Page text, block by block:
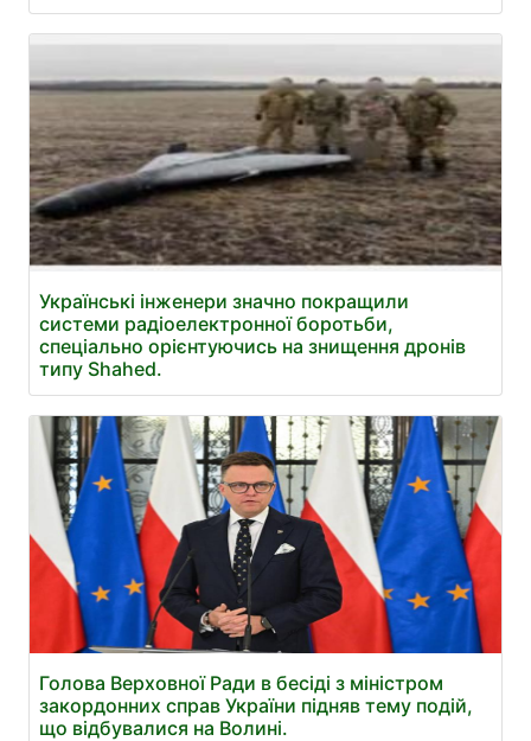
Українські інженери значно покращили
системи радіоелектронної боротьби,
спеціально орієнтуючись на знищення дронів
типу Shahed.
Голова Верховної Ради в бесіді з міністром
закордонних справ України підняв тему подій,
що відбувалися на Волині.